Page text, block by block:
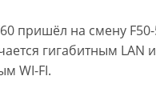
пришёл на смену
гигабитным LAN и
WI-FI.